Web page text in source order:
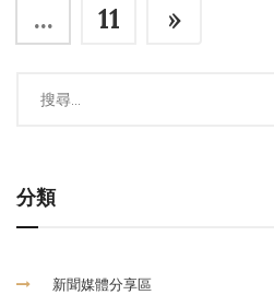
...
11 »
分類
新聞媒體分享區